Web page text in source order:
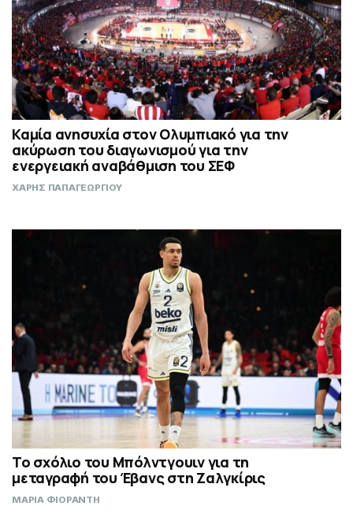
Καμία ανησυχία στον Ολυμπιακό για την
ακύρωση του διαγωνισμού για την
ενεργειακή αναβάθμιση του ΣΕΦ
ΧΑΡΗΣ ΠΑΠΑΓΕΩΡΓΙΟΥ
Το σχόλιο του Μπόλντγουιν για τη
μεταγραφή του Έβανς στη Ζαλγκίρις
ΜΑΡΙΑ ΦΙΟΡΑΝΤΗ